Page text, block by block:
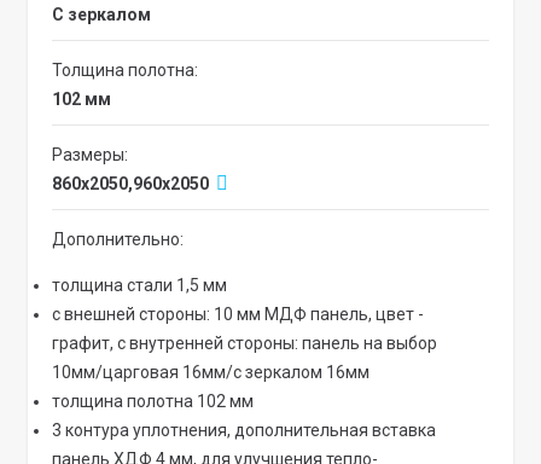
с зеркалом
Толщина полотна:
102 мм
Размеры:
860x2050,960х2050
Дополнительно:
толщина стали 1,5 мм
с внешней стороны: 10 мм МДФ панель, цвет -
графит, с внутренней стороны: панель на выбор
10мм/царговая 16мм/с зеркалом 16мм
толщина полотна 102 мм
3 контура уплотнения, дополнительная вставка
панель ХДФ 4 мм, для улучшения тепло-